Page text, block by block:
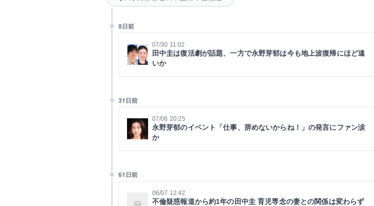
8日前
07/30 11:02
田中圭は復活劇が話題、一方で永野芽郁は今も地上波復帰にほど遠
いか
31日前
07/06 20:25
永野芽郁のイベント「仕事、辞めないからね！」の発言にファン涙
か
61日前
06/07 12:42
不倫疑惑報道から約1年の田中圭 育児専念の妻との関係は変わらず